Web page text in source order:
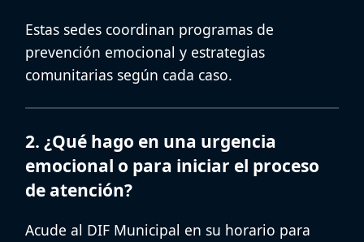
Estas sedes coordinan programas de
prevención emocional y estrategias
comunitarias según cada caso.
2. ¿Qué hago en una urgencia
emocional o para iniciar el proceso
de atención?
Acude al DIF Municipal en su horario para